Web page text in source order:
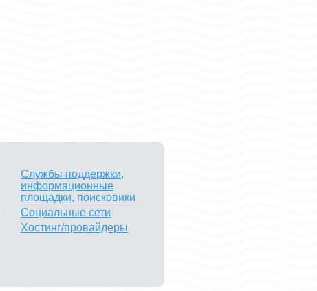
Службы поддержки,
информационные
площадки, поисковики
Социальные сети
Хостинг/провайдеры